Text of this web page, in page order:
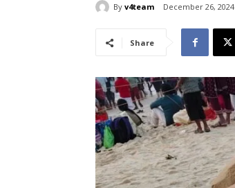
By v4team December 26, 2024
Share